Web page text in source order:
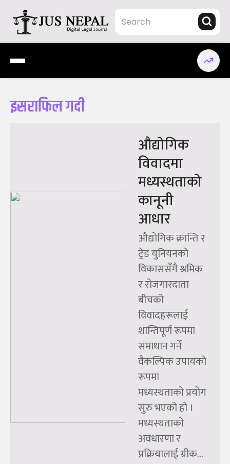
content
Jus Nepal | www.jusnepal.com
Digital Legal Journal
इसराफिल गदी
औद्योगिक
विवादमा
मध्यस्थताको
कानूनी
आधार
औद्योगिक क्रान्ति र
ट्रेड युनियनको
विकाससँगै श्रमिक
र रोजगारदाता
बीचको
विवादहरूलाई
शान्तिपूर्ण रूपमा
समाधान गर्ने
वैकल्पिक उपायको
रूपमा
मध्यस्थताको प्रयोग
सुरु भएको हो ।
मध्यस्थताको
अवधारणा र
प्रक्रियालाई ग्रीक...